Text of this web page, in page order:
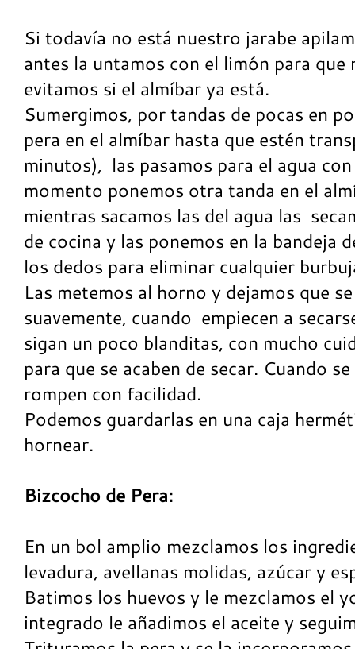
Si todavía no está nuestro jarabe
antes la untamos con el limón para que
evitamos si el almíbar ya está.
Sumergimos, por tandas de pocas en
pera en el almíbar hasta que estén
minutos), las pasamos para el agua
momento ponemos otra tanda en el
mientras sacamos las del agua las
de cocina y las ponemos en la bandeja
los dedos para eliminar cualquier
Las metemos al horno y dejamos que
suavemente, cuando empiecen a
sigan un poco blanditas, con mucho
para que se acaben de secar. Cuando
rompen con facilidad.
Podemos guardarlas en una caja
hornear.
Bizcocho de Pera:
En un bol amplio mezclamos los
levadura, avellanas molidas, azúcar y
Batimos los huevos y le mezclamos el
integrado le añadimos el aceite y